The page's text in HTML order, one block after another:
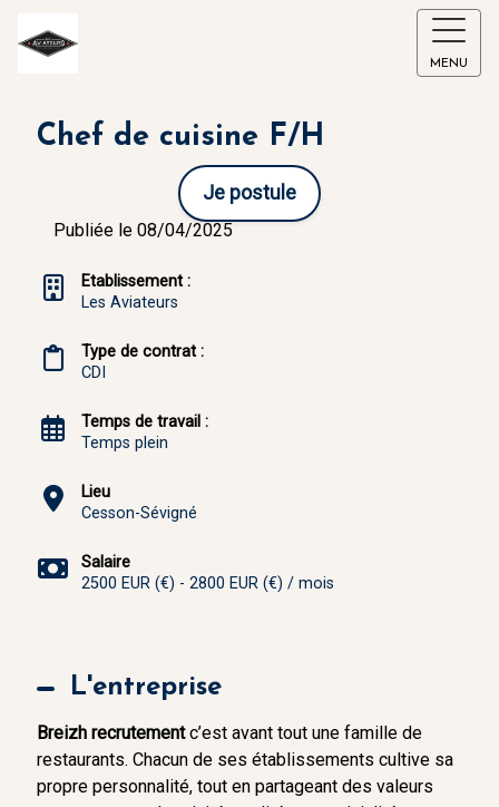
MENU
Chef de cuisine F/H
Je postule
Publiée le 08/04/2025
Etablissement :
Les Aviateurs
Type de contrat :
CDI
Temps de travail :
Temps plein
Lieu
Cesson-Sévigné
Salaire
2500 EUR (€) - 2800 EUR (€) / mois
L'entreprise
Breizh recrutementc’est avant tout une famille de
restaurants. Chacun de ses établissements cultive sa
propre personnalité, tout en partageant des valeurs